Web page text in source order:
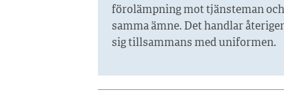
förolämpning mot tjänsteman
samma ämne. Det handlar
sig tillsammans med uniformen.